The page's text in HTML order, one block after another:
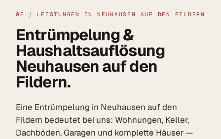
02 / LEISTUNGEN IN NEUHAUSEN AUF DEN FILDERN
Entrümpelung &
Haushaltsauflösung
Neuhausen auf den
Fildern.
Eine Entrümpelung in Neuhausen auf den
Fildern bedeutet bei uns: Wohnungen, Keller,
Dachböden, Garagen und komplette Häuser —